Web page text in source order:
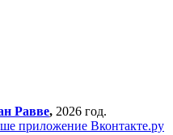
Равве, 2026 год.
приложение Вконтакте.ру